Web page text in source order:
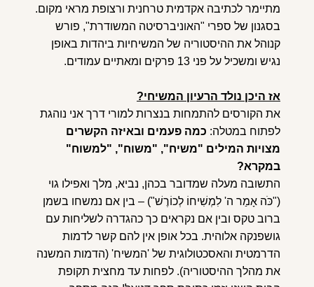
מתיימר לכתיבה אקדמית טרחנית ורצופת מראי מקום.
בסגנון של ספרי "האוניברסיטה המשודרת", פורש
קנוהל את ההיסטוריה של המשיחיות ביהדות באופן
נגיש ומשכיל על פני 13 פרקים ומאתיים עמודים.
אז היכן נולד הרעיון המשיחי?
את הקורסים להתמחות בנצרות למורי דרך אני נוהגת
לפתוח במטלה: כמה פעמים ובאיזה הקשרים
מצויות המילים "משיח", "משוח", "למשוח"
במקרא?
התשובה מעלה שמדובר בכהן, נביא, מלך ואפילו גוי
("כֹּה אָמַר ה' לִמְשִׁיחוֹ לְכוֹרֶשׁ") – בין אם נמשחו בשמן
ברוב טקס ובין אם נקראים כך כהגדרה לשליחות עם
גושפנקה אלוהית. בכל אופן אין להם קשר לדמות
הדרמטית והאסכטולוגית של 'המשיח' (הדמות המשנה
את מהלך ההיסטוריה). לפחות עד מחצית תקופת